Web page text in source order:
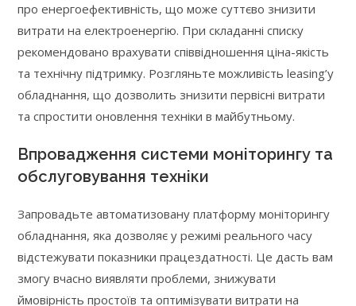
про енергоефективність, що може суттєво знизити
витрати на електроенергію. При складанні списку
рекомендовано врахувати співвідношення ціна-якість
та технічну підтримку. Розгляньте можливість leasing’у
обладнання, що дозволить знизити первісні витрати
та спростити оновлення техніки в майбутньому.
Впровадження системи моніторингу та
обслуговування техніки
Запровадьте автоматизовану платформу моніторингу
обладнання, яка дозволяє у режимі реального часу
відстежувати показники працездатності. Це дасть вам
змогу вчасно виявляти проблеми, знижувати
ймовірність простоїв та оптимізувати витрати на